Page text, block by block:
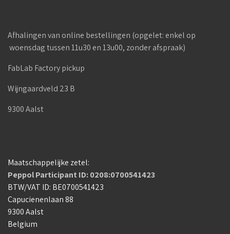
Afhalingen van online bestellingen (opgelet: enkel op
woensdag tussen 11u30 en 13u00, zonder afspraak)
FabLab Factory pickup
Wijngaardveld 23 B
9300 Aalst
Maatschappelijke zetel:
Peppol Participant ID: 0208:0700541423
BTW/VAT ID: BE0700541423
Capucienenlaan 88
9300 Aalst
Belgium